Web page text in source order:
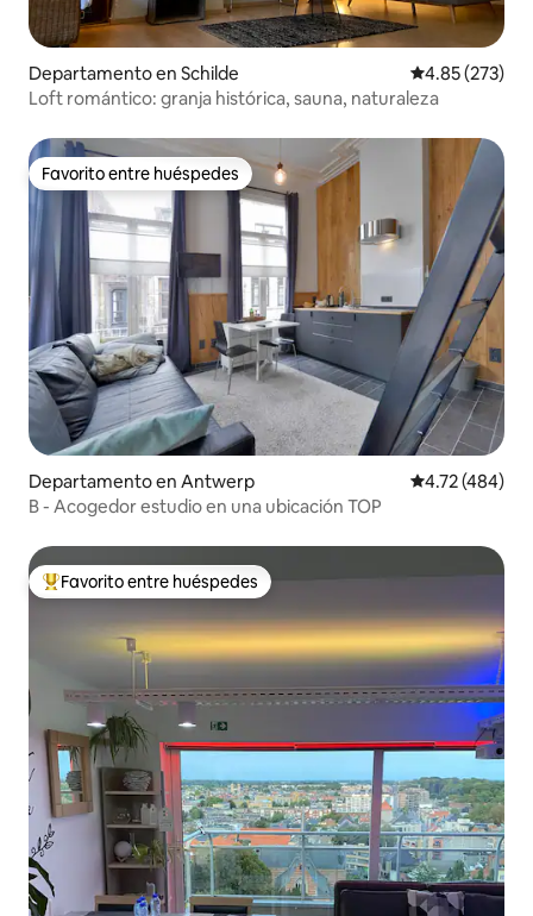
Departamento en Schilde Calificación
4.85 (273)
Loft romántico: granja histórica, sauna, naturaleza
Favorito entre huéspedes
Favorito entre huéspedes
Departamento en Antwerp Calificación
4.72 (484)
B - Acogedor estudio en una ubicación TOP
De los mejores en Favorito entre huéspedes
Favorito entre huéspedes